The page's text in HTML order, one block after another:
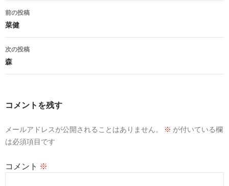
投
稿
ナ
ビ
ゲ
ョ
前の投稿
菜健
次の投稿
森
コメントを残す
メールアドレスが公開されることはありません。 ※ が付いている欄
は必須項目です
コメント ※